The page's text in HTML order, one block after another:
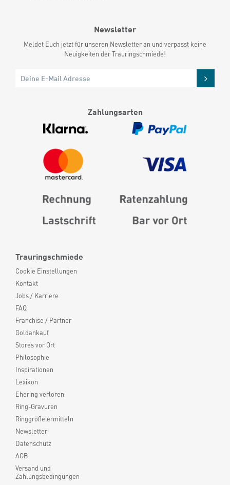
Trauringschmiede
Cookie Einstellungen
Kontakt
Jobs / Karriere
FAQ
Franchise / Partner
Goldankauf
Stores vor Ort
Philosophie
Inspirationen
Lexikon
Ehering verloren
Ring-Gravuren
Ringgröße ermitteln
Newsletter
Datenschutz
AGB
Versand und
Zahlungsbedingungen
Newsletter
Meldet Euch jetzt für unseren Newsletter an und verpasst keine
Neuigkeiten der Trauringschmiede!
Zahlungsarten